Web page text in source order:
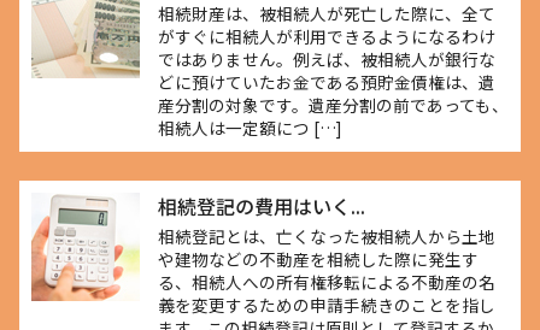
相続財産は、被相続人が死亡した際に、全て
がすぐに相続人が利用できるようになるわけ
ではありません。例えば、被相続人が銀行な
どに預けていたお金である預貯金債権は、遺
産分割の対象です。遺産分割の前であっても、
相続人は一定額につ […]
相続登記の費用はいく...
相続登記とは、亡くなった被相続人から土地
や建物などの不動産を相続した際に発生す
る、相続人への所有権移転による不動産の名
義を変更するための申請手続きのことを指し